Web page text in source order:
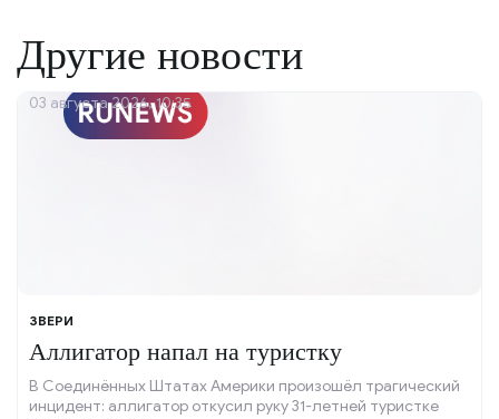
Другие новости
ЗВЕРИ
Аллигатор напал на туристку
В Соединённых Штатах Америки произошёл трагический
инцидент: аллигатор откусил руку 31-летней туристке
03 августа 2026, 10:35